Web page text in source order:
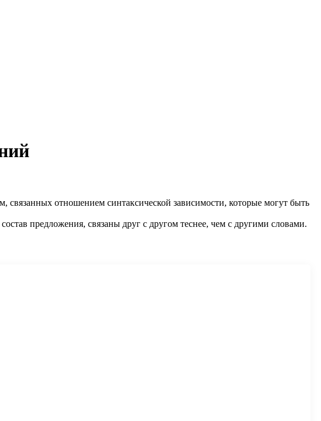
связанных отношением синтаксической зависимости, которые могут быть
предложения, связаны друг с другом теснее, чем с другими словами.